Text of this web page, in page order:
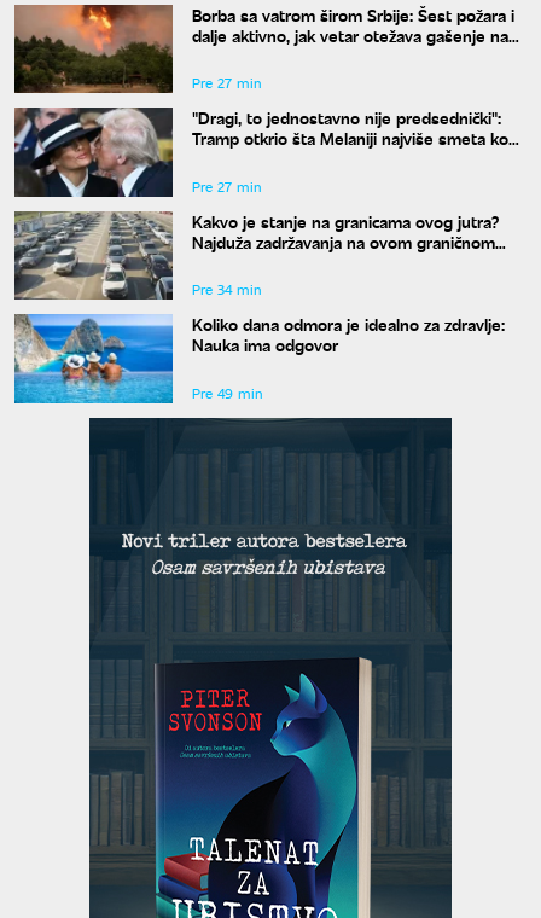
Borba sa vatrom širom Srbije: Šest požara i
dalje aktivno, jak vetar otežava gašenje na
Pre 27 min
"Dragi, to jednostavno nije predsednički":
Tramp otkrio šta Melaniji najviše smeta kod
Pre 27 min
Kakvo je stanje na granicama ovog jutra?
Najduža zadržavanja na ovom graničnom
Pre 34 min
Koliko dana odmora je idealno za zdravlje:
Nauka ima odgovor
Pre 49 min